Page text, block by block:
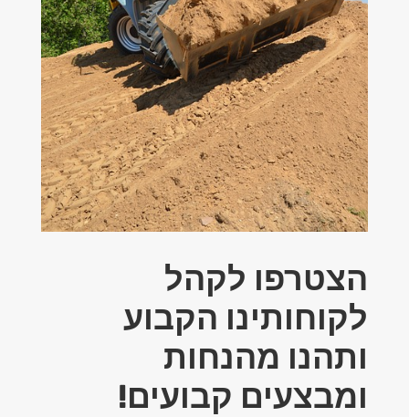
הצטרפו לקהל
לקוחותינו הקבוע
ותהנו מהנחות
ומבצעים קבועים!